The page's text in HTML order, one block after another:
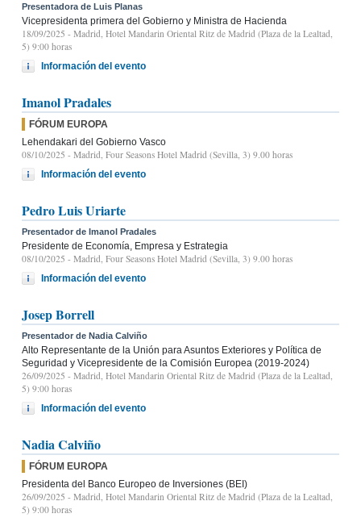
Presentadora de Luis Planas
Vicepresidenta primera del Gobierno y Ministra de Hacienda
18/09/2025 - Madrid, Hotel Mandarin Oriental Ritz de Madrid (Plaza de la Lealtad,
5) 9:00 horas
Información del evento
Imanol Pradales
FÓRUM EUROPA
Lehendakari del Gobierno Vasco
08/10/2025 - Madrid, Four Seasons Hotel Madrid (Sevilla, 3) 9.00 horas
Información del evento
Pedro Luis Uriarte
Presentador de Imanol Pradales
Presidente de Economía, Empresa y Estrategia
08/10/2025 - Madrid, Four Seasons Hotel Madrid (Sevilla, 3) 9.00 horas
Información del evento
Josep Borrell
Presentador de Nadia Calviño
Alto Representante de la Unión para Asuntos Exteriores y Política de
Seguridad y Vicepresidente de la Comisión Europea (2019-2024)
26/09/2025 - Madrid, Hotel Mandarin Oriental Ritz de Madrid (Plaza de la Lealtad,
5) 9:00 horas
Información del evento
Nadia Calviño
FÓRUM EUROPA
Presidenta del Banco Europeo de Inversiones (BEI)
26/09/2025 - Madrid, Hotel Mandarin Oriental Ritz de Madrid (Plaza de la Lealtad,
5) 9:00 horas